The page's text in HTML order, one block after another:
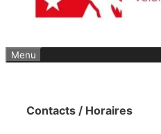
Menu
Contacts / Horaires